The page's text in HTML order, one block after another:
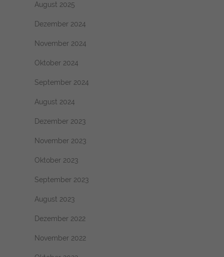
August 2025
Dezember 2024
November 2024
Oktober 2024
September 2024
August 2024
Dezember 2023
November 2023
Oktober 2023
September 2023
August 2023
Dezember 2022
November 2022